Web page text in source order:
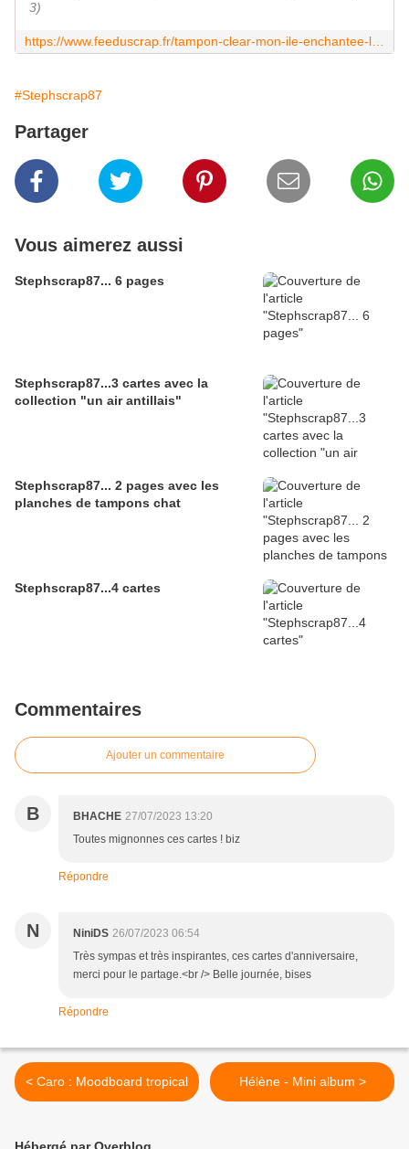
3)
#Stephscrap87
Partager
Vous aimerez aussi
Stephscrap87... 6 pages
Stephscrap87...3 cartes avec la
collection "un air antillais"
Stephscrap87... 2 pages avec les
planches de tampons chat
Stephscrap87...4 cartes
Commentaires
Ajouter un commentaire
B BHACHE 27/07/2023 13:20
Toutes mignonnes ces cartes ! biz
Répondre
N NiniDS 26/07/2023 06:54
Très sympas et très inspirantes, ces cartes d'anniversaire,
merci pour le partage.<br /> Belle journée, bises
Répondre
< Caro : Moodboard tropical Hélène - Mini album >